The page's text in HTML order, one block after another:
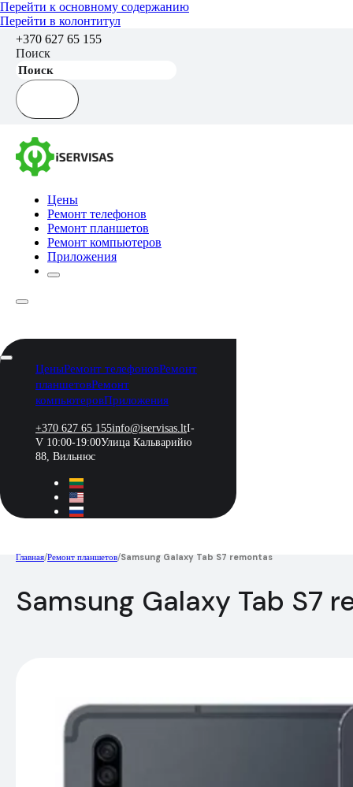
Перейти к основному содержанию
Перейти в колонтитул
+370 627 65 155
Поиск
Цены
Ремонт телефонов
Ремонт планшетов
Ремонт компьютеров
Приложения
ЦеныРемонт телефоновРемонт
планшетовРемонт
компьютеровПриложения
+370 627 65 155info@iservisas.ltI-
V 10:00-19:00Улица Кальварийю
88, Вильнюс
Главная/Ремонт планшетов/Samsung Galaxy Tab S7 remontas
Samsung Galaxy Tab S7